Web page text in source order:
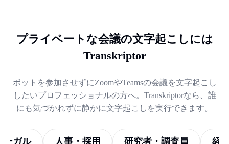
プライベートな会議の文字起こしには
Transkriptor
ボットを参加させずにZoomやTeamsの会議を文字起こし
したいプロフェッショナルの方へ。Transkriptorなら、誰
にも気づかれずに静かに文字起こしを実行できます。
ーガル 人事・採用 研究者・調査員 経